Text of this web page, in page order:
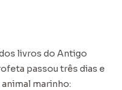
livros do Antigo
passou três dias e
marinho: